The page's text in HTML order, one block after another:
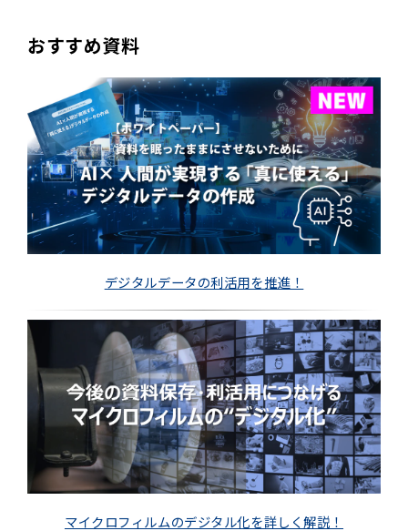
おすすめ資料
デジタルデータの利活用を推進！
マイクロフィルムのデジタル化を詳しく解説！